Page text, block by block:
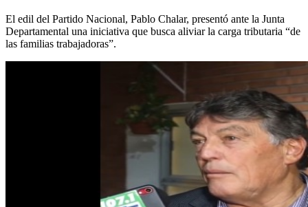
El edil del Partido Nacional, Pablo Chalar, presentó ante la Junta
Departamental una iniciativa que busca aliviar la carga tributaria “de
las familias trabajadoras”.